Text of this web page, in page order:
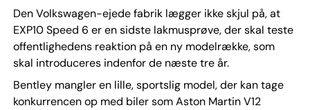
Den Volkswagen-ejede fabrik lægger ikke skjul på, at
EXP10 Speed 6 er en sidste lakmusprøve, der skal teste
offentlighedens reaktion på en ny modelrække, som
skal introduceres indenfor de næste tre år.
Bentley mangler en lille, sportslig model, der kan tage
konkurrencen op med biler som Aston Martin V12